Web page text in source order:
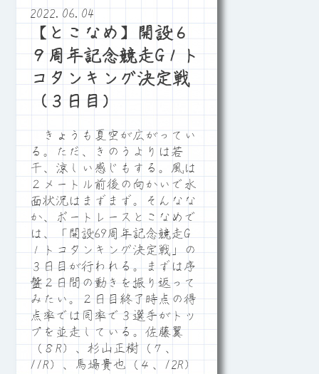
2022.06.04
【とこなめ】開設６
９周年記念競走G１ト
コタンキング決定戦
（３日目）
きょうも夏空が広がってい
る。ただ、きのうよりは若
干、涼しい感じもする。風は
２メートル前後の向かいで水
面状況はまずまず。そんなな
か、ボートレースとこなめで
は、「開設69周年記念競走G
１トコタンキング決定戦」の
３日目が行われる。まずは序
盤２日間の動きを振り返って
みたい。２日目終了時点の得
点率では同率で３選手がトッ
プを並走している。佐藤翼
（８R）、杉山正樹（７、
11R）、馬場貴也（４、12R）